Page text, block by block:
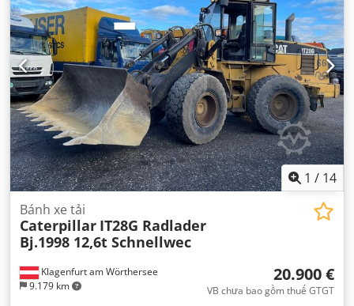
1 / 14
Klagenfurt am Wörthersee
9.179 km
Bánh xe tải
Caterpillar IT28G Radlader
Bj.1998 12,6t Schnellwec
20.900 €
VB chưa bao gồm thuế GTGT